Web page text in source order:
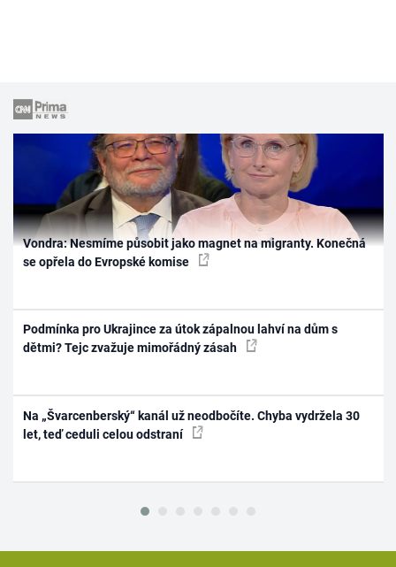
Vondra: Nesmíme působit jako magnet na migranty. Konečná
se opřela do Evropské komise
Podmínka pro Ukrajince za útok zápalnou lahví na dům s
dětmi? Tejc zvažuje mimořádný zásah
Na „Švarcenberský“ kanál už neodbočíte. Chyba vydržela 30
let, teď ceduli celou odstraní